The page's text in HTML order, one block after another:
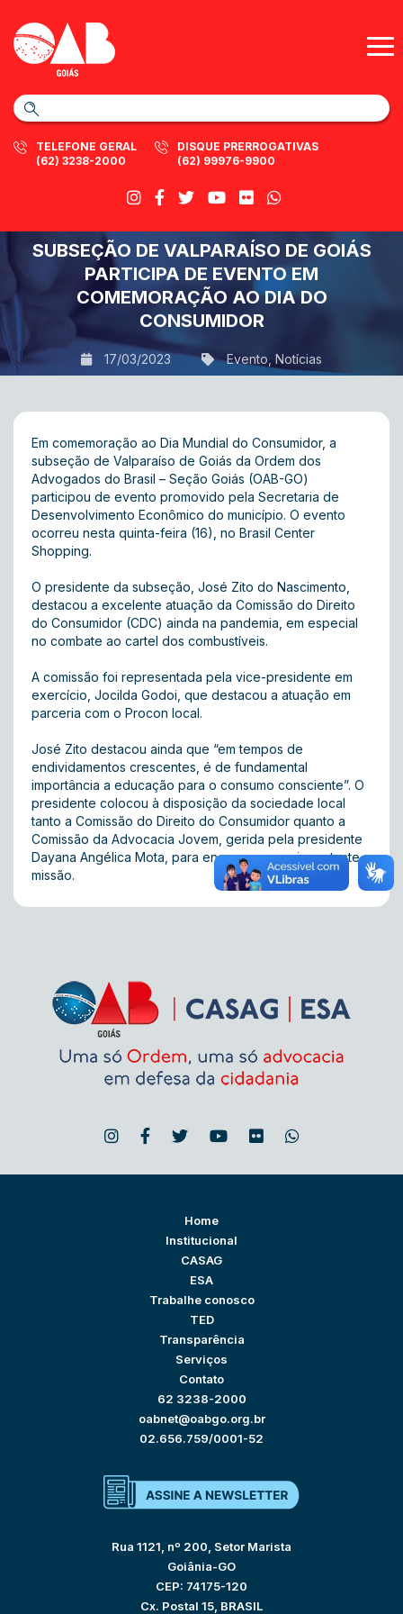
TELEFONE GERAL
(62) 3238-2000
DISQUE PRERROGATIVAS
(62) 99976-9900
SUBSEÇÃO DE VALPARAÍSO DE GOIÁS
PARTICIPA DE EVENTO EM
COMEMORAÇÃO AO DIA DO
CONSUMIDOR
17/03/2023 Evento Notícias
Em comemoração ao Dia Mundial do Consumidor, a
subseção de Valparaíso de Goiás da Ordem dos
Advogados do Brasil – Seção Goiás (OAB-GO)
participou de evento promovido pela Secretaria de
Desenvolvimento Econômico do município. O evento
ocorreu nesta quinta-feira (16), no Brasil Center
Shopping.
O presidente da subseção, José Zito do Nascimento,
destacou a excelente atuação da Comissão do Direito
do Consumidor (CDC) ainda na pandemia, em especial
no combate ao cartel dos combustíveis.
A comissão foi representada pela vice-presidente em
exercício, Jocilda Godoi, que destacou a atuação em
parceria com o Procon local.
José Zito destacou ainda que “em tempos de
endividamentos crescentes, é de fundamental
importância a educação para o consumo consciente”. O
presidente colocou à disposição da sociedade local
tanto a Comissão do Direito do Consumidor quanto a
Comissão da Advocacia Jovem, gerida pela presidente
Dayana Angélica Mota, para encampar essa importante
missão.
Home
Institucional
CASAG
ESA
Trabalhe conosco
TED
Transparência
Serviços
Contato
62 3238-2000
oabnet@oabgo.org.br
02.656.759/0001-52
Rua 1121, nº 200, Setor Marista
Goiânia-GO
CEP: 74175-120
Cx. Postal 15, BRASIL